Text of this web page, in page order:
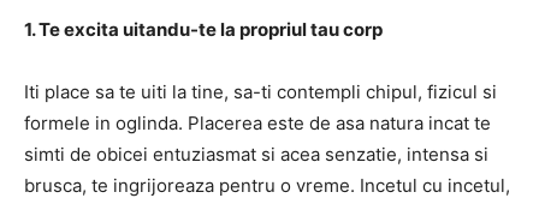
1. Te excita uitandu-te la propriul tau corp
Iti place sa te uiti la tine, sa-ti contempli chipul, fizicul si
formele in oglinda. Placerea este de asa natura incat te
simti de obicei entuziasmat si acea senzatie, intensa si
brusca, te ingrijoreaza pentru o vreme. Incetul cu incetul,